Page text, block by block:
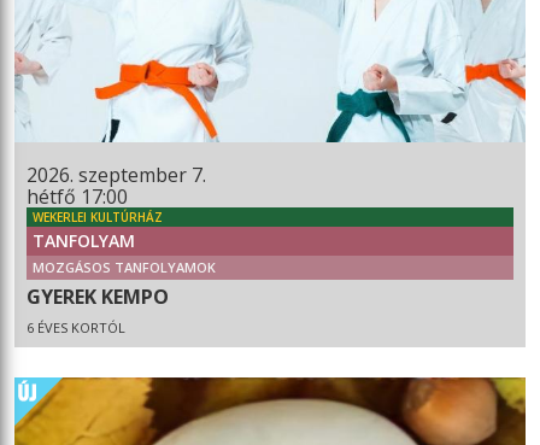
2026. szeptember 7.
hétfő 17:00
WEKERLEI KULTÚRHÁZ
TANFOLYAM
MOZGÁSOS TANFOLYAMOK
GYEREK KEMPO
6 ÉVES KORTÓL